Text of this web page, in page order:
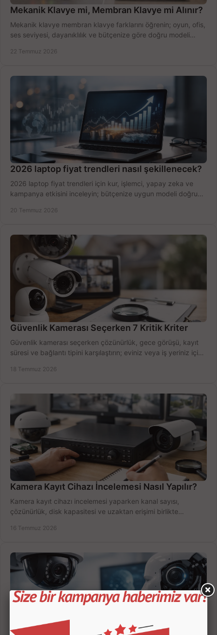
Mekanik Klavye mi, Membran Klavye mi Alınır?
Mekanik klavye membran klavye farklarını öğrenin; oyun, ofis,
ses seviyesi, dayanıklılık ve bütçenize göre doğru modeli
22 Temmuz 2026
2026 laptop fiyat trendleri nasıl şekillenecek?
2026 laptop fiyat trendleri için kur, işlemci, yapay zeka ve
kampanya etkisini inceleyin; bütçenize uygun modeli doğru
20 Temmuz 2026
Güvenlik Kamerası Seçerken 7 Kritik Kriter
Güvenlik kamerası seçerken çözünürlük, gece görüşü, kayıt
süresi ve bağlantı tipini karşılaştırın; eviniz veya iş yeriniz için
18 Temmuz 2026
Kamera Kayıt Cihazı İncelemesi Nasıl Yapılır?
Kamera kayıt cihazı incelemesi yaparken kanal sayısı,
çözünürlük, disk kapasitesi ve uzaktan erişimi birlikte
16 Temmuz 2026